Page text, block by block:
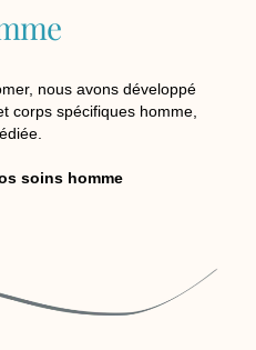
nous avons développé
corps spécifiques homme,
soins homme